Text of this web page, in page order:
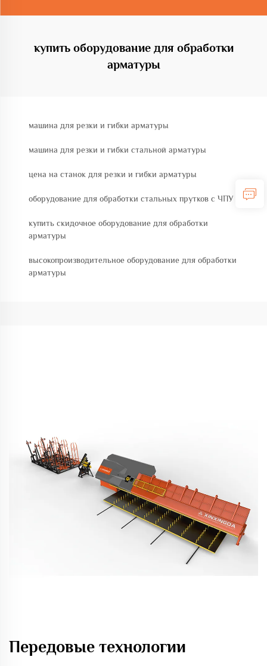
купить оборудование для обработки
арматуры
машина для резки и гибки арматуры
машина для резки и гибки стальной арматуры
цена на станок для резки и гибки арматуры
оборудование для обработки стальных прутков с ЧПУ
купить скидочное оборудование для обработки
арматуры
высокопроизводительное оборудование для обработки
арматуры
Передовые технологии